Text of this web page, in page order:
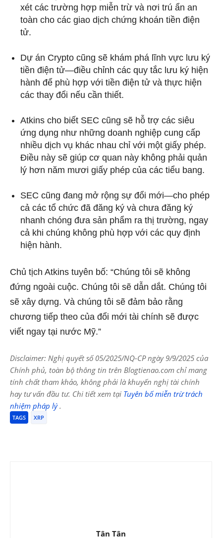
xét các trường hợp miễn trừ và nơi trú ẩn an
toàn cho các giao dịch chứng khoán tiền điện
tử.
Dự án Crypto cũng sẽ khám phá lĩnh vực lưu ký
tiền điện tử—điều chỉnh các quy tắc lưu ký hiện
hành để phù hợp với tiền điện tử và thực hiện
các thay đổi nếu cần thiết.
Atkins cho biết SEC cũng sẽ hỗ trợ các siêu
ứng dụng như những doanh nghiệp cung cấp
nhiều dịch vụ khác nhau chỉ với một giấy phép.
Điều này sẽ giúp cơ quan này không phải quản
lý hơn năm mươi giấy phép của các tiểu bang.
SEC cũng đang mở rộng sự đổi mới—cho phép
cả các tổ chức đã đăng ký và chưa đăng ký
nhanh chóng đưa sản phẩm ra thị trường, ngay
cả khi chúng không phù hợp với các quy định
hiện hành.
Chủ tịch Atkins tuyên bố: “Chúng tôi sẽ không
đứng ngoài cuộc. Chúng tôi sẽ dẫn dắt. Chúng tôi
sẽ xây dựng. Và chúng tôi sẽ đảm bảo rằng
chương tiếp theo của đổi mới tài chính sẽ được
viết ngay tại nước Mỹ.”
Disclaimer: Nghị quyết số 05/2025/NQ-CP ngày 9/9/2025 của
Chính phủ, toàn bộ thông tin trên Blogtienao.com chỉ mang
tính chất tham khảo, không phải là khuyến nghị tài chính
hay tư vấn đầu tư. Chi tiết xem tại Tuyên bố miễn trừ trách
nhiệm pháp lý.
TAGS XRP
Tân Tân